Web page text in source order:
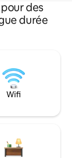
des
durée
Wifi